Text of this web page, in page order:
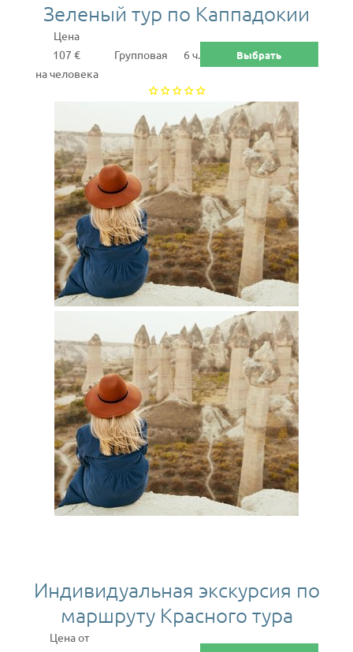
Зеленый тур по Каппадокии
Цена
107 €
на человека
Групповая 6 ч. Выбрать
Индивидуальная экскурсия по
маршруту Красного тура
Цена от